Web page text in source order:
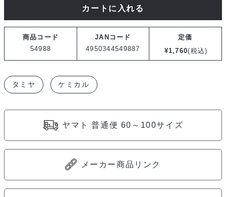
OP.1988
シ
コ
#300000
カートに入れる
商品コード
54988
JANコード
4950344549887
定価
¥1,760(税込)
タミヤ ケミカル
ヤマト 普通便 60～100サイズ
メーカー商品リンク